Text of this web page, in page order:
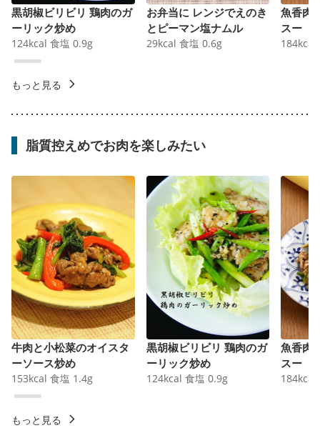
黒胡椒ビリビリ 鶏肉のガ
ーリック炒め
124kcal 食塩 0.9g
お弁当に レンジでえのき
とピーマン塩ナムル
29kcal 食塩 0.6g
魚香肉
スー
184kcal
もっと見る
脂質控えめでお肉を楽しみたい
牛肉と小松菜のオイスタ
ーソース炒め
153kcal 食塩 1.4g
黒胡椒ビリビリ 鶏肉のガ
ーリック炒め
124kcal 食塩 0.9g
魚香肉
スー
184kcal
もっと見る